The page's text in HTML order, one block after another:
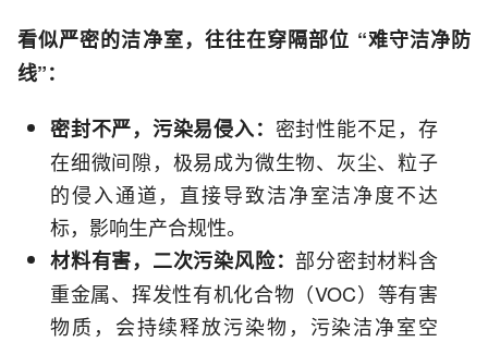
看似严密的洁净室，往往在穿隔部位 “难守洁净防
线”：
密封不严，污染易侵入： 密封性能不足，存
在细微间隙，极易成为微生物、灰尘、粒子
的侵入通道，直接导致洁净室洁净度不达
标，影响生产合规性。
材料有害，二次污染风险： 部分密封材料含
重金属、挥发性有机化合物（VOC）等有害
物质，会持续释放污染物，污染洁净室空